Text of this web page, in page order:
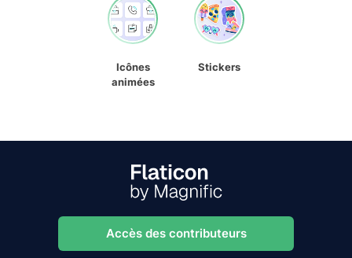
Icônes
animées
Stickers
Accès des contributeurs